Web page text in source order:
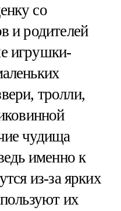
со
и родителей
игрушки-
тролли,
чудища
именно к
из-за ярких
их